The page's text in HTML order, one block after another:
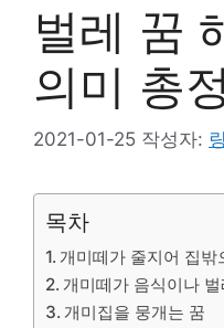
벌레 꿈
의미 총
2021-01-25 작성자:
목차
개미떼가 줄지어 집밖
개미떼가 음식이나
개미집을 뭉개는 꿈